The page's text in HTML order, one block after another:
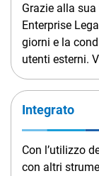
Grazie alla
Enterprise
giorni e la
utenti esterni.
Integrato
Con l’utilizzo
con altri